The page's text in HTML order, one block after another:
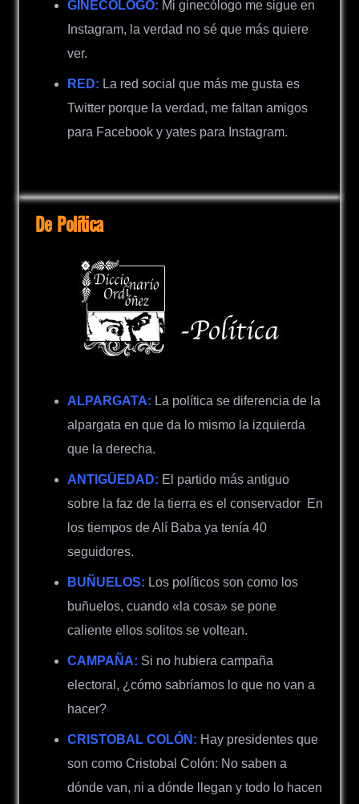
GINECÓLOGO: Mi ginecólogo me sigue en
Instagram, la verdad no sé que más quiere
ver.
RED: La red social que más me gusta es
Twitter porque la verdad, me faltan amigos
para Facebook y yates para Instagram.
De Política
ALPARGATA: La política se diferencia de la
alpargata en que da lo mismo la izquierda
que la derecha.
ANTIGÜEDAD: El partido más antiguo
sobre la faz de la tierra es el conservador En
los tiempos de Alí Baba ya tenía 40
seguidores.
BUÑUELOS: Los políticos son como los
buñuelos, cuando «la cosa» se pone
caliente ellos solitos se voltean.
CAMPAÑA: Si no hubiera campaña
electoral, ¿cómo sabríamos lo que no van a
hacer?
CRISTOBAL COLÓN: Hay presidentes que
son como Cristobal Colón: No saben a
dónde van, ni a dónde llegan y todo lo hacen